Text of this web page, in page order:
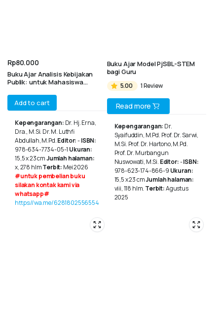
Rp80.000
Buku Ajar Analisis Kebijakan
Publik: untuk Mahasiswa
Add to cart
Kepengarangan: Dr. Hj. Erna,
Dra., M.Si. Dr. M. Luthfi
Abdullah, M.Pd.Editor:-ISBN:
978-634-7734-05-1 Ukuran:
15,5 x 23 cmJumlah halaman:
x, 278 hlmTerbit: Mei 2026
#untuk pembelian buku
silakan kontak kami via
whatsapp#
https://wa.me/6281802556554
Buku Ajar Model PjSBL-STEM
bagi Guru
5.00
1 Review
Read more
Kepengarangan: Dr.
Syaifuddin, M.Pd. Prof. Dr. Sarwi,
M.Si. Prof. Dr. Hartono, M.Pd.
Prof. Dr. Murbangun
Nuswowati, M.Si. Editor:-ISBN:
978-623-174-866-9 Ukuran:
15,5 x 23 cmJumlah halaman:
viii, 118 hlm. Terbit:Agustus
2025